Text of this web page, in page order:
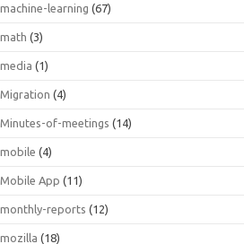
machine-learning (67)
math (3)
media (1)
Migration (4)
Minutes-of-meetings (14)
mobile (4)
Mobile App (11)
monthly-reports (12)
mozilla (18)